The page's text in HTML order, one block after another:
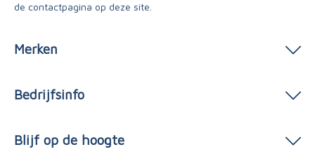
de contactpagina op deze site.
Merken
Bedrijfsinfo
Blijf op de hoogte